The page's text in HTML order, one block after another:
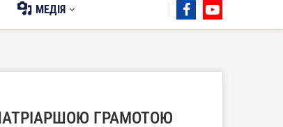
МЕДІЯ
ГРАМОТОЮ